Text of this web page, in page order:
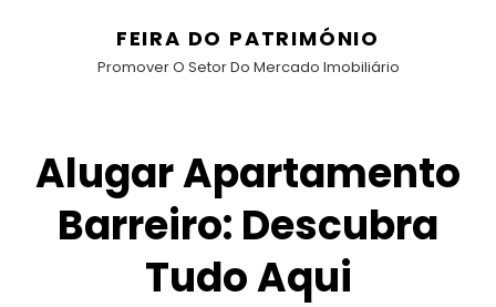
FEIRA DO PATRIMÓNIO
Promover O Setor Do Mercado Imobiliário
Alugar Apartamento
Barreiro: Descubra
Tudo Aqui